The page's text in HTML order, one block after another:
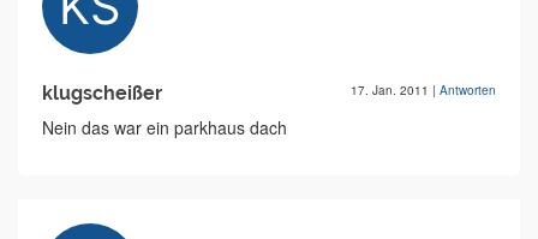
klugscheißer 17. Jan. 2011 | Antworten
Nein das war ein parkhaus dach